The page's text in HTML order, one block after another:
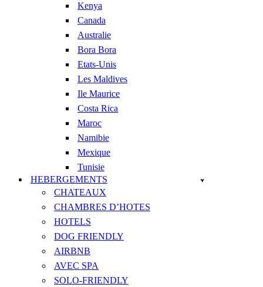
Kenya
Canada
Australie
Bora Bora
Etats-Unis
Les Maldives
Ile Maurice
Costa Rica
Maroc
Namibie
Mexique
Tunisie
HEBERGEMENTS
CHATEAUX
CHAMBRES D’HOTES
HOTELS
DOG FRIENDLY
AIRBNB
AVEC SPA
SOLO-FRIENDLY